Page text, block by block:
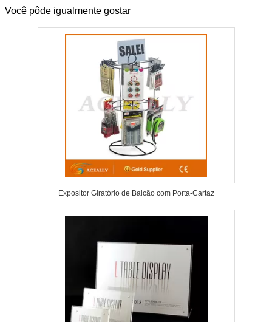
Você pôde igualmente gostar
Expositor Giratório de Balcão com Porta-Cartaz